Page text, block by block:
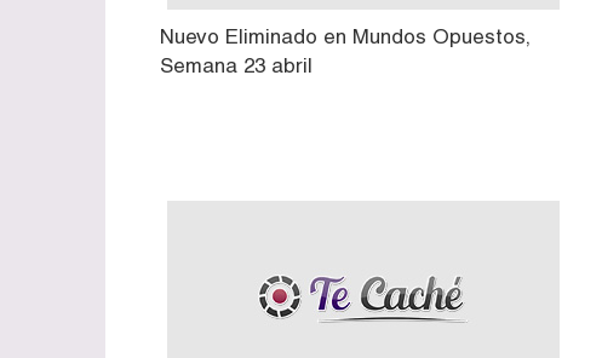
Nuevo Eliminado en Mundos Opuestos,
Semana 23 abril